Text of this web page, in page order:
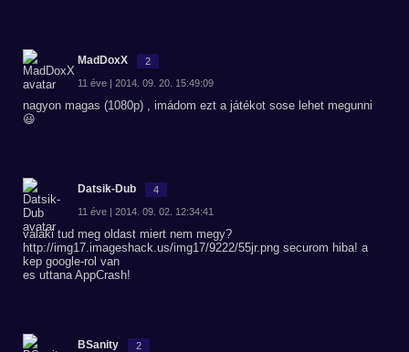
MadDoxX 2
11 éve | 2014. 09. 20. 15:49:09
nagyon magas (1080p) , imádom ezt a játékot sose lehet megunni
😃
Datsik-Dub 4
11 éve | 2014. 09. 02. 12:34:41
valaki tud meg oldast miert nem megy?
http://img17.imageshack.us/img17/9222/55jr.png securom hiba! a
kep google-rol van
es uttana AppCrash!
BSanity 2